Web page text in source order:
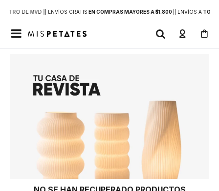
DE MVD | | ENVÍOS GRATIS EN COMPRAS MAYORES A $1.800 | ENVÍOS ATODO
